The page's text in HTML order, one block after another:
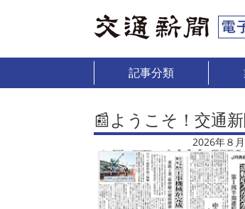
記事分類
📰ようこそ！交通
2026年８